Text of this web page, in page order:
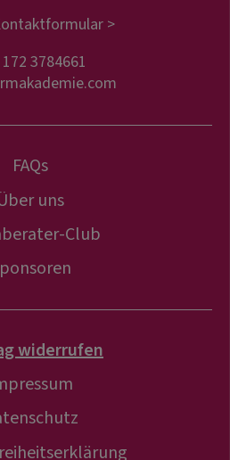
>
3784661
FAQs
uns
Club
widerrufen